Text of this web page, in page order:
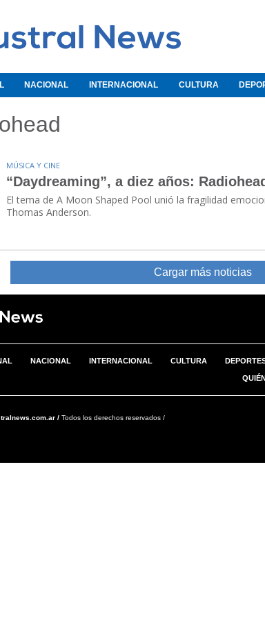
NACIONAL INTERNACIONAL CULTURA
MÚSICA Y CINE
“Daydreaming”, a diez años:
El tema de A Moon Shaped Pool unió la fragilidad
Thomas Anderson.
Cargar más noticias
NACIONAL INTERNACIONAL CULTURA
/ Todos los derechos reservados /